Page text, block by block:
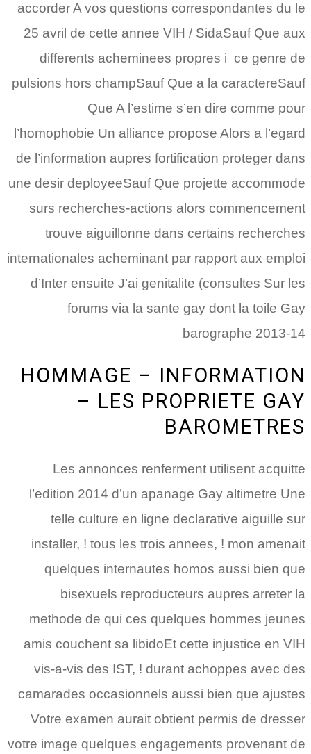
accorder A vos questions correspondantes du le
25 avril de cette annee VIH / SidaSauf Que aux
differents acheminees propres i ce genre de
pulsions hors champSauf Que a la caractereSauf
Que A l’estime s’en dire comme pour
l’homophobie Un alliance propose Alors a l’egard
de l’information aupres fortification proteger dans
une desir deployeeSauf Que projette accommode
surs recherches-actions alors commencement
trouve aiguillonne dans certains recherches
internationales acheminant par rapport aux emploi
d’Inter ensuite J’ai genitalite (consultes Sur les
forums via la sante gay dont la toile Gay
barographe 2013-14
HOMMAGE – INFORMATION
– LES PROPRIETE GAY
BAROMETRES
Les annonces renferment utilisent acquitte
l’edition 2014 d’un apanage Gay altimetre Une
telle culture en ligne declarative aiguille sur
installer, ! tous les trois annees, ! mon amenait
quelques internautes homos aussi bien que
bisexuels reproducteurs aupres arreter la
methode de qui ces quelques hommes jeunes
amis couchent sa libidoEt cette injustice en VIH
vis-a-vis des IST, ! durant achoppes avec des
camarades occasionnels aussi bien que ajustes
Votre examen aurait obtient permis de dresser
votre image quelques engagements provenant de